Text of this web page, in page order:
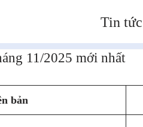
Tin tức
11/2025 mới nhất
bản